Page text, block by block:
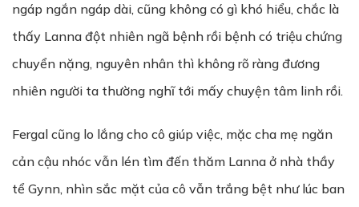
ngáp ngắn ngáp dài, cũng không có gì khó hiểu, chắc là
thấy Lanna đột nhiên ngã bệnh rồi bệnh có triệu chứng
chuyển nặng, nguyên nhân thì không rõ ràng đương
nhiên người ta thường nghĩ tới mấy chuyện tâm linh rồi.
Fergal cũng lo lắng cho cô giúp việc, mặc cha mẹ ngăn
cản cậu nhóc vẫn lén tìm đến thăm Lanna ở nhà thầy
tể Gynn, nhìn sắc mặt của cô vẫn trắng bệt như lúc ban